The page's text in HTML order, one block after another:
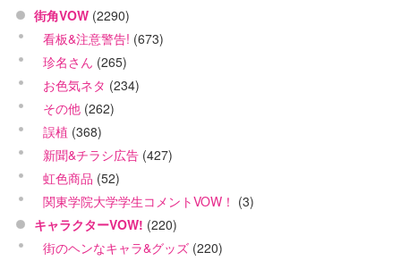
街角VOW (2290)
看板&注意警告! (673)
珍名さん (265)
お色気ネタ (234)
その他 (262)
誤植 (368)
新聞&チラシ広告 (427)
虹色商品 (52)
関東学院大学学生コメントVOW！ (3)
キャラクターVOW! (220)
街のヘンなキャラ&グッズ (220)